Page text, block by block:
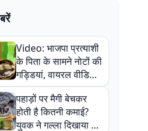
Video: भाजपा प्रत्याशी
के पिता के सामने नोटों की
गड्डियां, वायरल वीडियो
से राजनीति में उबाल,
अजित महतो बोले- TMC
की गंदी चाल
पहाड़ों पर मैगी बेचकर
होती है कितनी कमाई?
युवक ने गल्ला दिखाया तो